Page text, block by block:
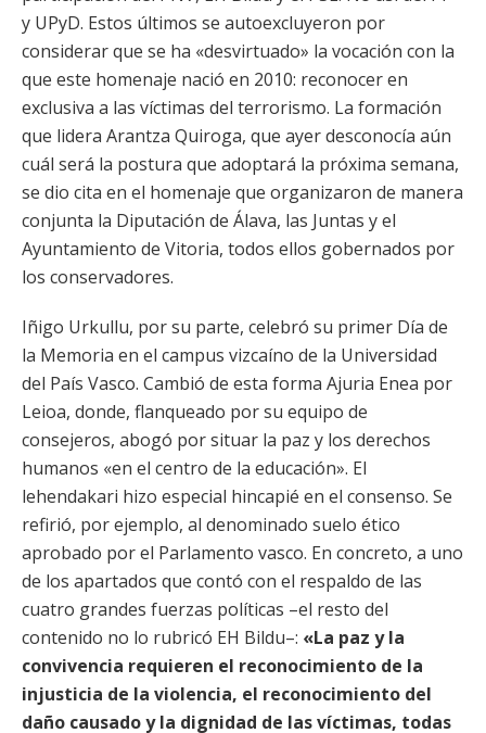
y UPyD. Estos últimos se autoexcluyeron por
considerar que se ha «desvirtuado» la vocación con la
que este homenaje nació en 2010: reconocer en
exclusiva a las víctimas del terrorismo. La formación
que lidera Arantza Quiroga, que ayer desconocía aún
cuál será la postura que adoptará la próxima semana,
se dio cita en el homenaje que organizaron de manera
conjunta la Diputación de Álava, las Juntas y el
Ayuntamiento de Vitoria, todos ellos gobernados por
los conservadores.
Iñigo Urkullu, por su parte, celebró su primer Día de
la Memoria en el campus vizcaíno de la Universidad
del País Vasco. Cambió de esta forma Ajuria Enea por
Leioa, donde, flanqueado por su equipo de
consejeros, abogó por situar la paz y los derechos
humanos «en el centro de la educación». El
lehendakari hizo especial hincapié en el consenso. Se
refirió, por ejemplo, al denominado suelo ético
aprobado por el Parlamento vasco. En concreto, a uno
de los apartados que contó con el respaldo de las
cuatro grandes fuerzas políticas –el resto del
contenido no lo rubricó EH Bildu–: «La paz y la
convivencia requieren el reconocimiento de la
injusticia de la violencia, el reconocimiento del
daño causado y la dignidad de las víctimas, todas